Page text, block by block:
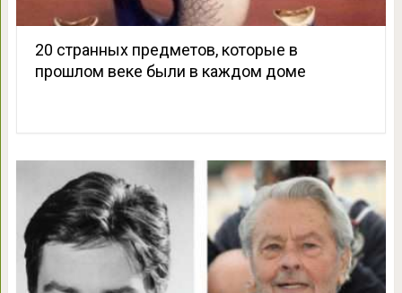
20 странных предметов, которые в
прошлом веке были в каждом доме